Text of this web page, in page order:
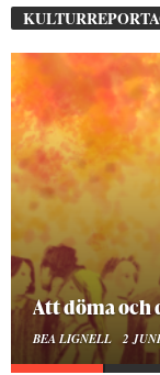
Att döma och
BEA LIGNELL 2